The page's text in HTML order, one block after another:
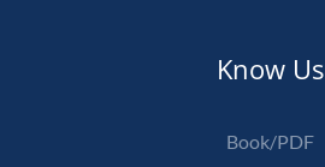
Know Us
Book/PDF